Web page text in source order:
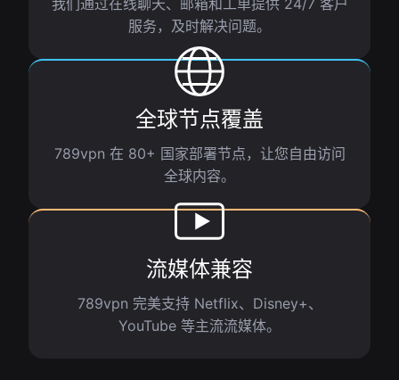
服务，及时解决问题。
全球节点覆盖
789vpn 在 80+ 国家部署节点，让您自由访问
全球内容。
流媒体兼容
789vpn 完美支持 Netflix、Disney+、
YouTube 等主流流媒体。